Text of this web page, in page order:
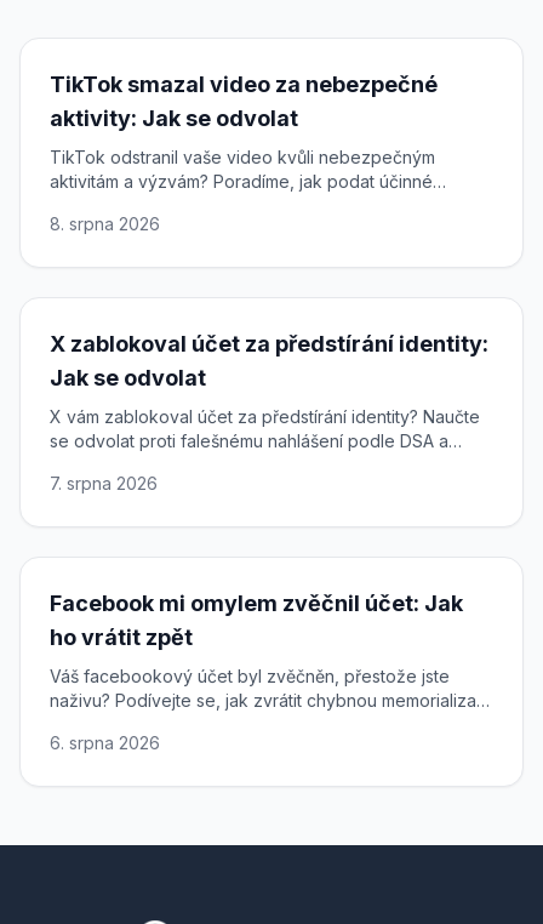
TikTok smazal video za nebezpečné
aktivity: Jak se odvolat
TikTok odstranil vaše video kvůli nebezpečným
aktivitám a výzvám? Poradíme, jak podat účinné
obsah.
8. srpna 2026
X zablokoval účet za předstírání identity:
Jak se odvolat
X vám zablokoval účet za předstírání identity? Naučte
se odvolat proti falešnému nahlášení podle DSA a
7. srpna 2026
Facebook mi omylem zvěčnil účet: Jak
ho vrátit zpět
Váš facebookový účet byl zvěčněn, přestože jste
naživu? Podívejte se, jak zvrátit chybnou memorializaci
6. srpna 2026